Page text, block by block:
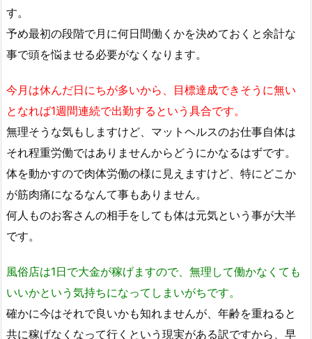
す。
予め最初の段階で月に何日間働くかを決めておくと余計な
事で頭を悩ませる必要がなくなります。
今月は休んだ日にちが多いから、目標達成できそうに無い
となれば1週間連続で出勤するという具合です。
無理そうな気もしますけど、マットヘルスのお仕事自体は
それ程重労働ではありませんからどうにかなるはずです。
体を動かすので肉体労働の様に見えますけど、特にどこか
が筋肉痛になるなんて事もありません。
何人ものお客さんの相手をしても体は元気という事が大半
です。
風俗店は1日で大金が稼げますので、無理して働かなくても
いいかという気持ちになってしまいがちです。
確かに今はそれで良いかも知れませんが、年齢を重ねると
共に稼げなくなって行くという現実がある訳ですから、早